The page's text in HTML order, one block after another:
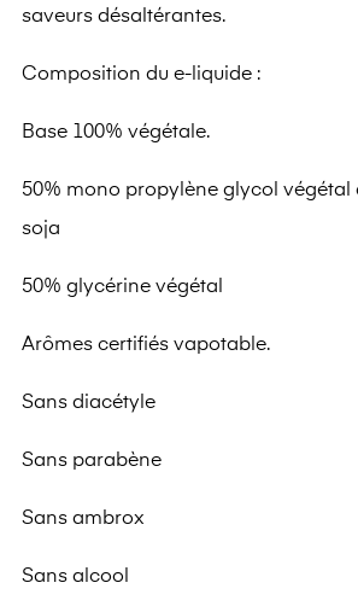
saveurs désaltérantes.
Composition du e-liquide :
Base 100% végétale.
50% mono propylène glycol végétal
soja
50% glycérine végétal
Arômes certifiés vapotable.
Sans diacétyle
Sans parabène
Sans ambrox
Sans alcool